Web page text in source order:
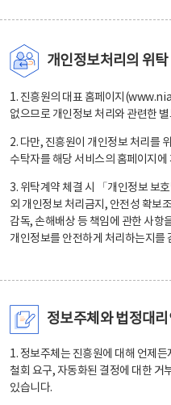
개인정보처리의 위탁
1. 진흥원의 대표 홈페이지
없으므로 개인정보 처리와 관련한
2. 다만, 진흥원이 개인정보 처리를
수탁자를 해당 서비스의 홈페이지에
3. 위탁계약 체결 시 「개인정보 보
외 개인정보 처리금지, 안전성 확보
감독, 손해배상 등 책임에 관한 사항
개인정보를 안전하게 처리하는지를
정보주체와 법정대
1. 정보주체는 진흥원에 대해 언제
철회 요구, 자동화된 결정에 대한 거
있습니다.